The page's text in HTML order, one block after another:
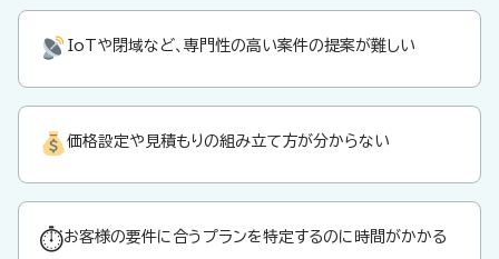
IoTや閉域など、専門性の高い案件の提案が難しい
価格設定や見積もりの組み立て方が分からない
⏱お客様の要件に合うプランを特定するのに時間がかかる